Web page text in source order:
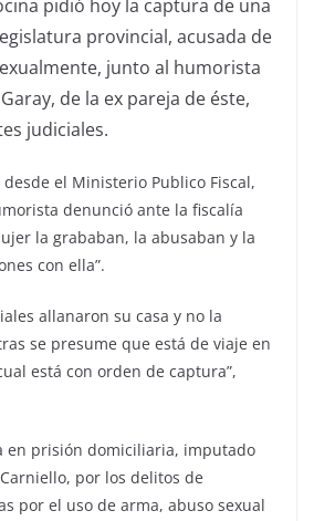
pidió hoy la captura de una
provincial, acusada de
junto al humorista
de la ex pareja de éste,
judiciales.
el Ministerio Publico Fiscal,
denunció ante la fiscalía
la grababan, la abusaban y la
con ella”.
allanaron su casa y no la
se presume que está de viaje en
está con orden de captura”,
en prisión domiciliaria, imputado
por los delitos de
por el uso de arma, abuso sexual